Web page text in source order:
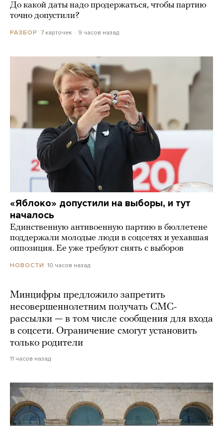
До какой даты надо продержаться, чтобы партию
точно допустили?
РАЗБОР 7 карточек 9 часов назад
«Яблоко» допустили на выборы, и тут
началось
Единственную антивоенную партию в бюллетене
поддержали молодые люди в соцсетях и уехавшая
оппозиция. Ее уже требуют снять с выборов
НОВОСТИ 10 часов назад
Минцифры предложило запретить
несовершеннолетним получать СМС-
рассылки — в том числе сообщения для входа
в соцсети. Ограничение смогут установить
только родители
11 часов назад